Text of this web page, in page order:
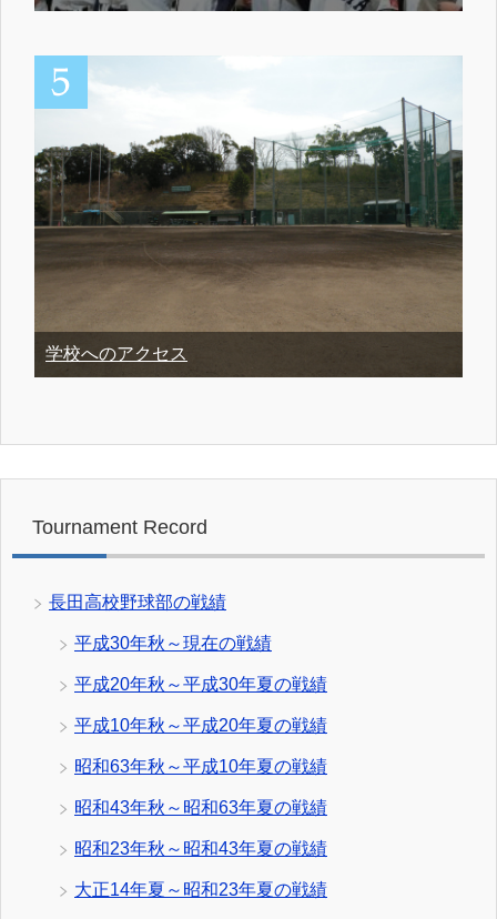
学校へのアクセス
Tournament Record
長田高校野球部の戦績
平成30年秋～現在の戦績
平成20年秋～平成30年夏の戦績
平成10年秋～平成20年夏の戦績
昭和63年秋～平成10年夏の戦績
昭和43年秋～昭和63年夏の戦績
昭和23年秋～昭和43年夏の戦績
大正14年夏～昭和23年夏の戦績